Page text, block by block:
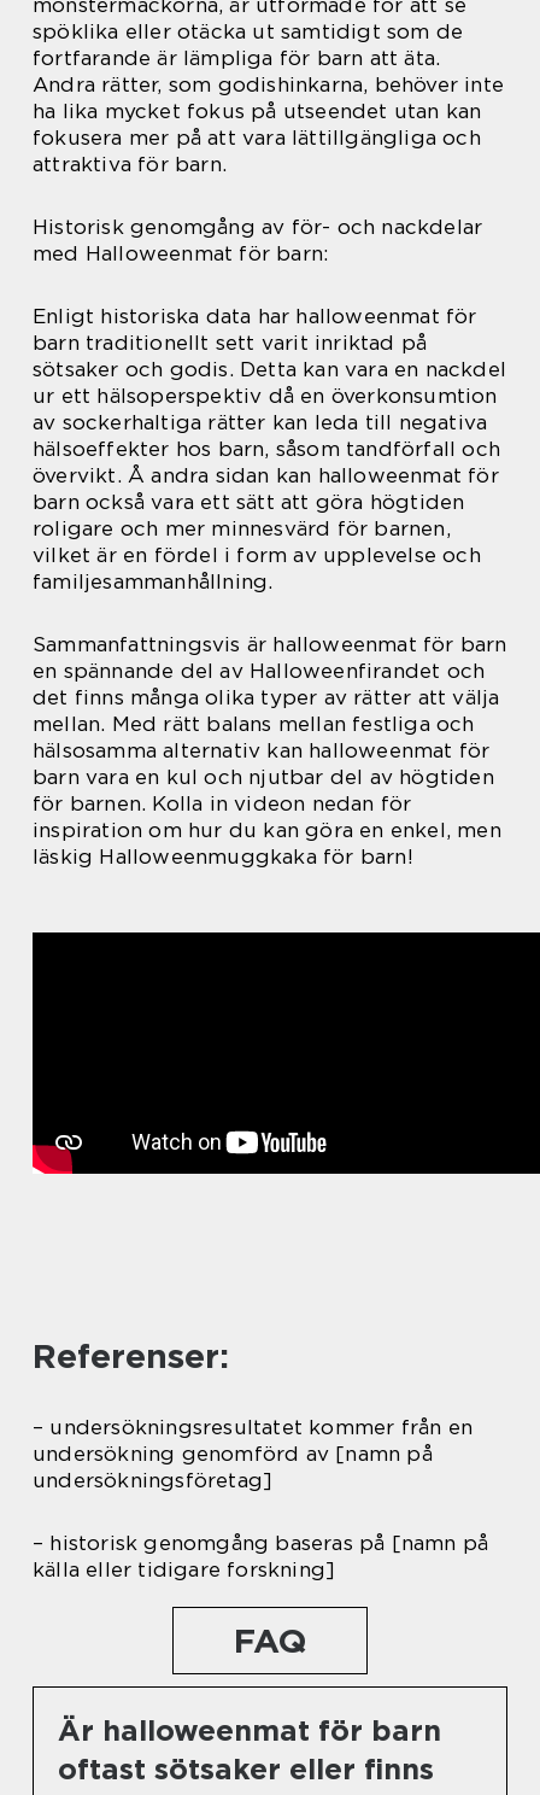
monstermackorna, är utformade för att se
spöklika eller otäcka ut samtidigt som de
fortfarande är lämpliga för barn att äta.
Andra rätter, som godishinkarna, behöver inte
ha lika mycket fokus på utseendet utan kan
fokusera mer på att vara lättillgängliga och
attraktiva för barn.
Historisk genomgång av för- och nackdelar
med Halloweenmat för barn:
Enligt historiska data har halloweenmat för
barn traditionellt sett varit inriktad på
sötsaker och godis. Detta kan vara en nackdel
ur ett hälsoperspektiv då en överkonsumtion
av sockerhaltiga rätter kan leda till negativa
hälsoeffekter hos barn, såsom tandförfall och
övervikt. Å andra sidan kan halloweenmat för
barn också vara ett sätt att göra högtiden
roligare och mer minnesvärd för barnen,
vilket är en fördel i form av upplevelse och
familjesammanhållning.
Sammanfattningsvis är halloweenmat för barn
en spännande del av Halloweenfirandet och
det finns många olika typer av rätter att välja
mellan. Med rätt balans mellan festliga och
hälsosamma alternativ kan halloweenmat för
barn vara en kul och njutbar del av högtiden
för barnen. Kolla in videon nedan för
inspiration om hur du kan göra en enkel, men
läskig Halloweenmuggkaka för barn!
Referenser:
– undersökningsresultatet kommer från en
undersökning genomförd av [namn på
undersökningsföretag]
– historisk genomgång baseras på [namn på
källa eller tidigare forskning]
FAQ
Är halloweenmat för barn
oftast sötsaker eller finns